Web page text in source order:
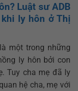
Luật sư ADB
ly hôn ở Thị
một trong những
ly hôn bởi con
Tuy cha mẹ đã ly
hệ cha, mẹ với